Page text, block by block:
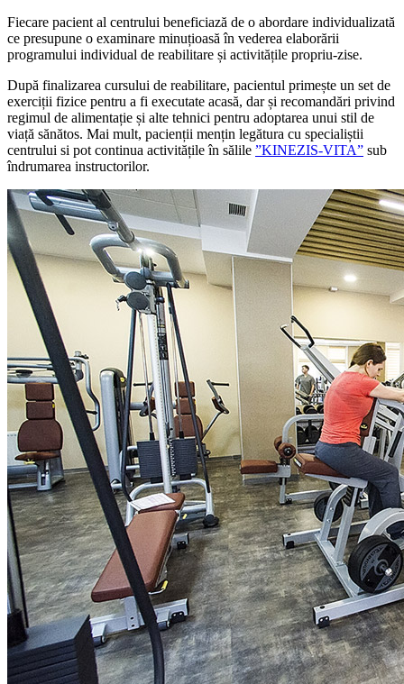
Fiecare pacient al centrului beneficiază de o abordare individualizată
ce presupune o examinare minuțioasă în vederea elaborării
programului individual de reabilitare și activitățile propriu-zise.
După finalizarea cursului de reabilitare, pacientul primește un set de
exerciții fizice pentru a fi executate acasă, dar și recomandări privind
regimul de alimentație și alte tehnici pentru adoptarea unui stil de
viață sănătos. Mai mult, pacienții mențin legătura cu specialiștii
centrului si pot continua activitățile în sălile ”KINEZIS-VITA” sub
îndrumarea instructorilor.